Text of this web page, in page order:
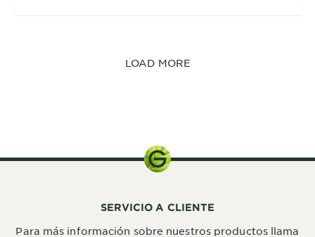
LOAD MORE
SERVICIO A CLIENTE
Para más información sobre nuestros productos llama